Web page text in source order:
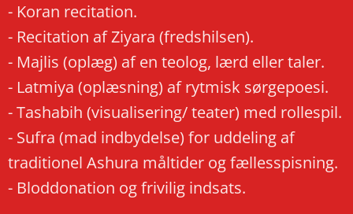
- Koran recitation.
- Recitation af Ziyara (fredshilsen).
- Majlis (oplæg) af en teolog, lærd eller taler.
- Latmiya (oplæsning) af rytmisk sørgepoesi.
- Tashabih (visualisering/ teater) med rollespil.
- Sufra (mad indbydelse) for uddeling af
traditionel Ashura måltider og fællesspisning.
- Bloddonation og frivilig indsats.